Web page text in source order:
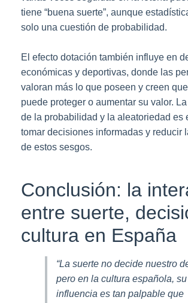
tiene “buena suerte”, aunque
solo una cuestión de probabilidad.
El efecto dotación también influye en
económicas y deportivas, donde las
valoran más lo que poseen y creen
puede proteger o aumentar su valor.
de la probabilidad y la aleatoriedad es
tomar decisiones informadas y reducir
de estos sesgos.
Conclusión: la
entre suerte,
cultura en España
“La suerte no decide nuestro
pero en la cultura española, su
influencia es tan palpable que